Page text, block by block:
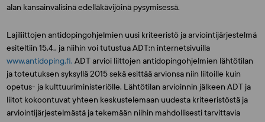
alan kansainvälisinä edelläkävijöinä pysymisessä.
Lajiliittojen antidopingohjelmien uusi kriteeristö ja arviointijärjestelmä
esiteltiin 15.4., ja niihin voi tutustua ADT:n internetsivuilla
www.antidoping.fi. ADT arvioi liittojen antidopingohjelmien lähtötilan
ja toteutuksen syksyllä 2015 sekä esittää arvionsa niin liitoille kuin
opetus- ja kulttuuriministeriölle. Lähtötilan arvioinnin jälkeen ADT ja
liitot kokoontuvat yhteen keskustelemaan uudesta kriteeristöstä ja
arviointijärjestelmästä ja tekemään niihin mahdollisesti tarvittavia